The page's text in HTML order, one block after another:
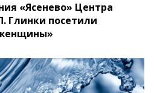
«Ясенево» Центра
Глинки посетили